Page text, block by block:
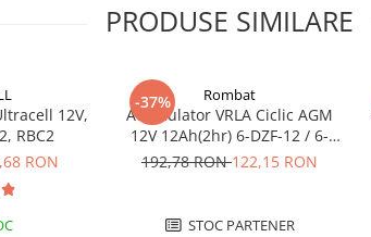
PRODUSE SIMILARE
12V,
RBC2
RON
-37% Rombat
Acumulator VRLA Ciclic AGM
12V 12Ah(2hr) 6-DZF-12 / 6-
DZM-12 pentru biciclete
192,78 RON122,15 RON
STOC PARTENER